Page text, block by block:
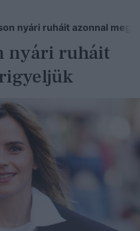
nyári ruháit azonnal
nyári ruháit